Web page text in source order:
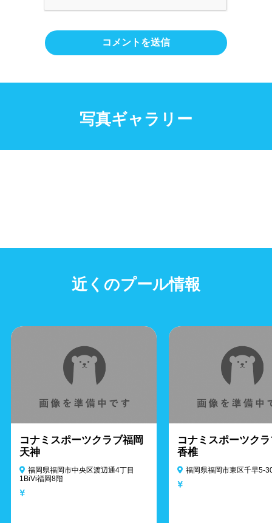
写真ギャラリー
近くのプール情報
コナミスポーツクラブ福岡
天神
福岡県福岡市中央区渡辺通4丁目
1BiVi福岡8階
コナミスポーツク
香椎
福岡県福岡市東区千早5-